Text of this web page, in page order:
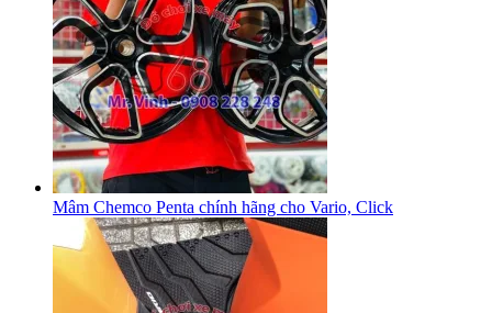
Mâm Chemco Penta chính hãng cho Vario, Click